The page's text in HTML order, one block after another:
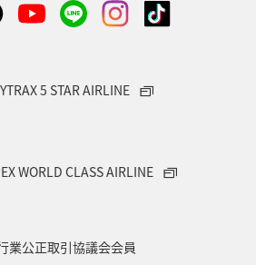
旅アト 静岡県
メンバー
5 STAR AIRLINE
WORLD CLASS AIRLINE
業公正取引協議会会員